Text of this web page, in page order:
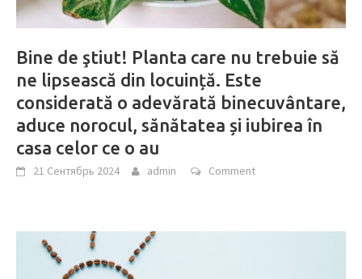
Bine de ştiut! Planta care nu trebuie să
ne lipsească din locuință. Este
considerată o adevărată binecuvântare,
aduce norocul, sănătatea și iubirea în
casa celor ce o au
21 Сентябрь 2024 admin Comment